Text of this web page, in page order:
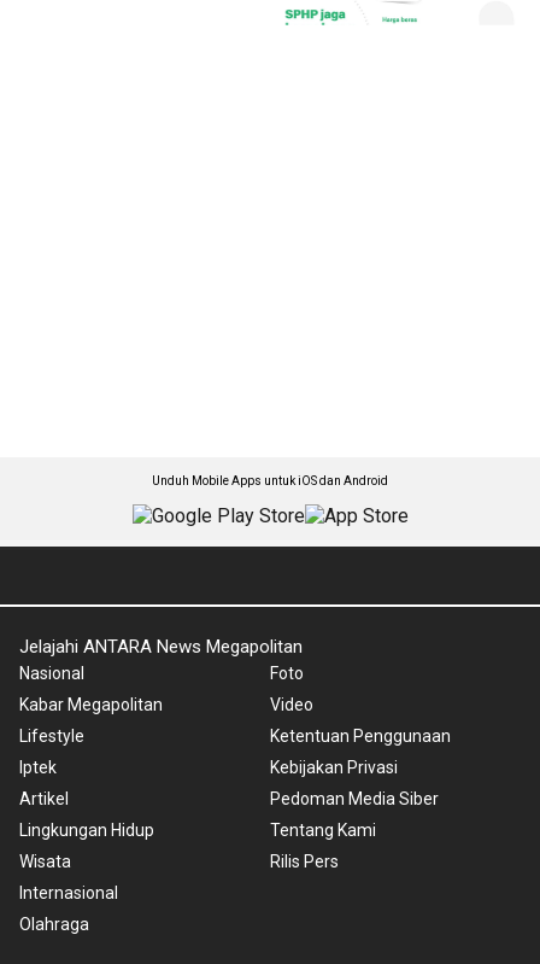
Unduh Mobile Apps untuk iOS dan Android
Jelajahi ANTARA News Megapolitan
Nasional
Kabar Megapolitan
Lifestyle
Iptek
Artikel
Lingkungan Hidup
Wisata
Internasional
Olahraga
Foto
Video
Ketentuan Penggunaan
Kebijakan Privasi
Pedoman Media Siber
Tentang Kami
Rilis Pers